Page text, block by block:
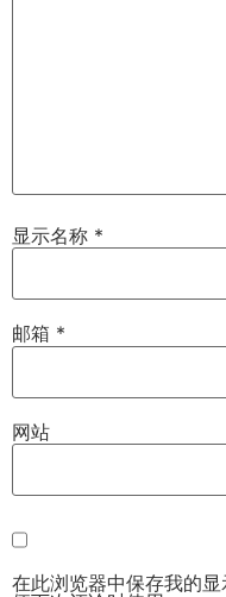
显示名称 *
邮箱 *
网站
在此浏览器中保存我的